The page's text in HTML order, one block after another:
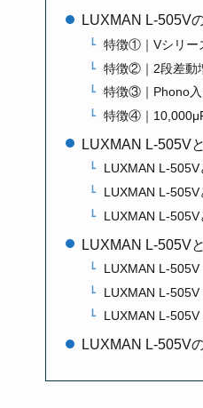
LUXMAN L-505V
特徴①｜Vシリー
特徴②｜2段差動
特徴③｜Phono入
特徴④｜
LUXMAN L-505V
LUXMAN L-
LUXMAN L-
LUXMAN L-
LUXMAN L-505V
LUXMAN L-505V
LUXMAN L-
LUXMAN L-
LUXMAN L-505V